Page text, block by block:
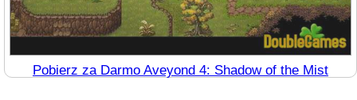
Pobierz za Darmo Aveyond 4: Shadow of the Mist